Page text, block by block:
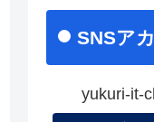
SNSア
yukuri-it-